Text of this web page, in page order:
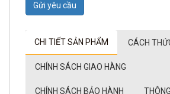
Gửi yêu cầu
CHI TIẾT SẢN PHẨM CÁCH
CHÍNH SÁCH GIAO HÀNG
CHÍNH SÁCH BẢO HÀNH